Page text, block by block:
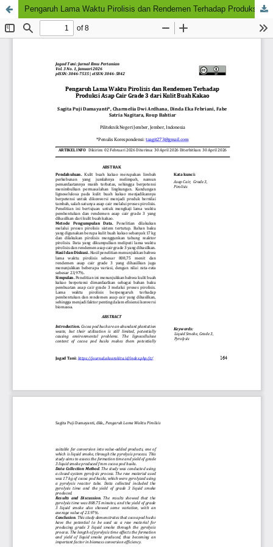
Pengaruh Lama Waktu Pirolisis dan Rendemen Terhadap Produksi Asap Cair Grade 3 dari Kulit Buah Kakao